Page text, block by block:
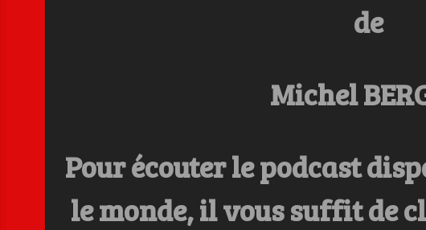
de
Michel
Pour écouter le podcast
le monde, il vous suffit de